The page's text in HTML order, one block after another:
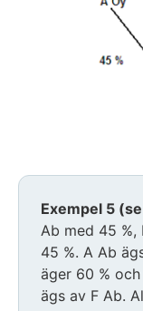
Exempel 5
Ab med 45 %,
45 %. A Ab
äger 60 %
ägs av F Ab.